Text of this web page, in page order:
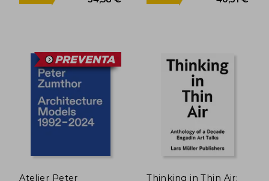
Atelier Peter
Thinking in Thin Air: